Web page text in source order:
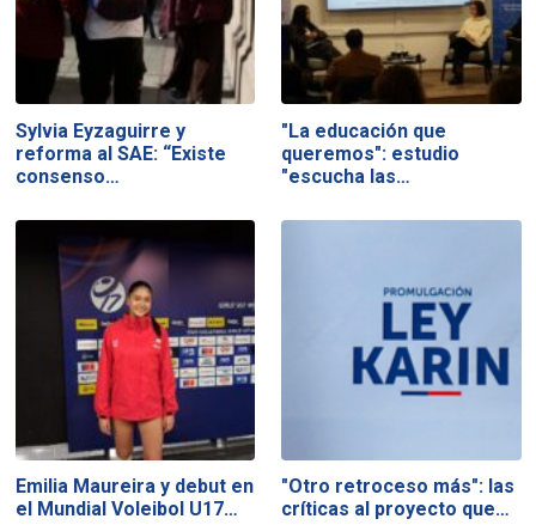
Sylvia Eyzaguirre y
reforma al SAE: “Existe
consenso…
"La educación que
queremos": estudio
"escucha las…
Emilia Maureira y debut en
el Mundial Voleibol U17…
"Otro retroceso más": las
críticas al proyecto que…